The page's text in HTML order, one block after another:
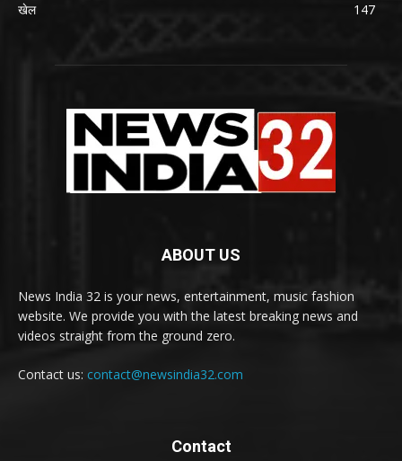
खेल
147
ABOUT US
News India 32 is your news, entertainment, music fashion
website. We provide you with the latest breaking news and
videos straight from the ground zero.
Contact us: contact@newsindia32.com
Contact